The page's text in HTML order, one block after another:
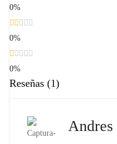
0%
0%
0%
Reseñas (1)